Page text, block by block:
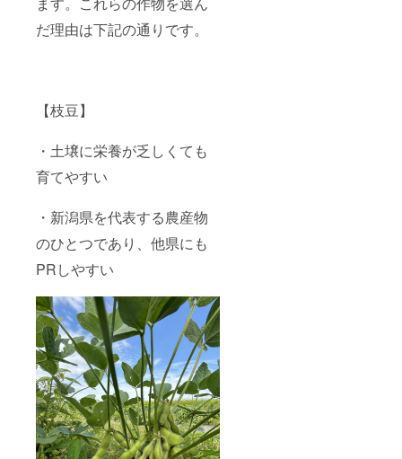
だ理由は下記の通りです。
【枝豆】
・土壌に栄養が乏しくても
育てやすい
・新潟県を代表する農産物
のひとつであり、他県にも
PRしやすい